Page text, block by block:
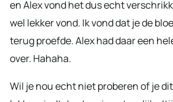
en Alex vond het dus echt
wel lekker vond. Ik vond dat je de
terug proefde. Alex had daar een
over. Hahaha.
Wil je nou echt niet proberen of je